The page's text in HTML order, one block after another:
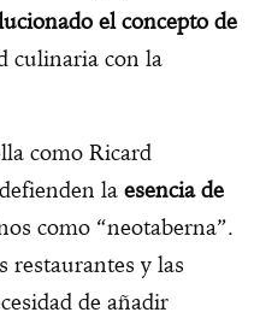
el concepto de
culinaria con la
como Ricard
la esencia de
como “neotaberna”.
restaurantes y las
de añadir